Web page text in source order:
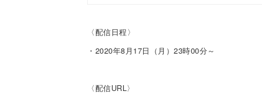
〈配信日程〉
・2020年8月17日（月）23時00分～
〈配信URL〉